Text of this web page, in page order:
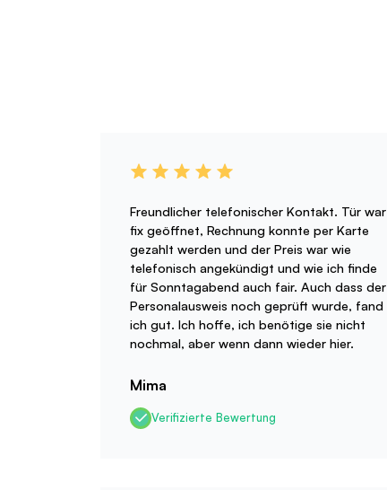
Freundlicher telefonischer Kontakt. Tür war
fix geöffnet, Rechnung konnte per Karte
gezahlt werden und der Preis war wie
telefonisch angekündigt und wie ich finde
für Sonntagabend auch fair. Auch dass der
Personalausweis noch geprüft wurde, fand
ich gut. Ich hoffe, ich benötige sie nicht
nochmal, aber wenn dann wieder hier.
Mima
Verifizierte Bewertung